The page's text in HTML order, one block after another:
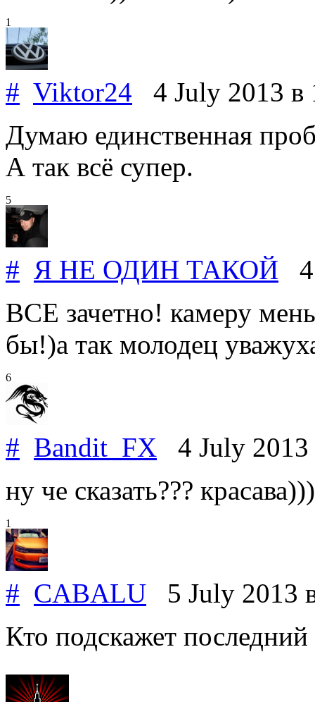
1
# Viktor24 4 July 2013 в
Думаю единственная
А так всё супер.
5
# Я НЕ ОДИН ТАКОЙ 4
ВСЕ зачетно! камеру
бы!)а так молодец
6
# Bandit_FX 4 July 2013
ну че сказать???
1
# CABALU 5 July 2013
Кто подскажет последний